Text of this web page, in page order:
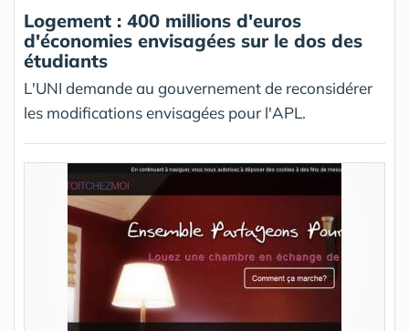
Logement : 400 millions d'euros
d'économies envisagées sur le dos des
étudiants
L'UNI demande au gouvernement de reconsidérer
les modifications envisagées pour l'APL.